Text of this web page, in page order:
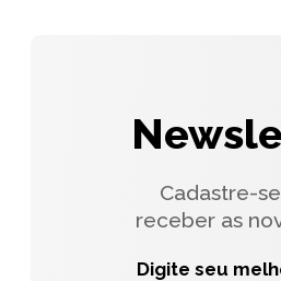
Cadastre-
receber as
Digite seu